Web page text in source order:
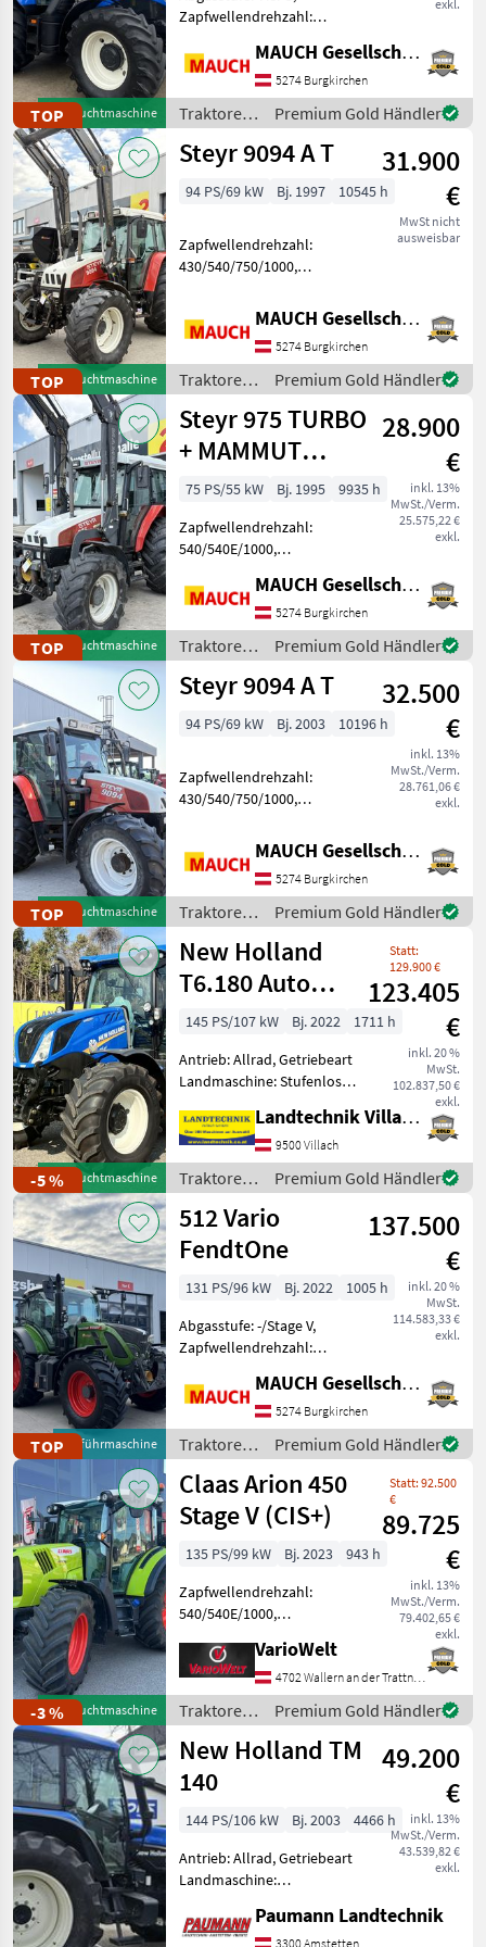
TOPGebrauchtmaschine
exkl.
Zapfwellendrehzahl:
Bolzengröße
Anhängevorrichtung (mm):
38mm, Aufladung:
Turbolader mit
Ladeluftkühlung,
Höchstgeschwindigkeit in
km/
MAUCH Gesellschaft m.b.H. & Co.KG
5274 Burgkirchen
Traktoren
/ New
Holland
Premium Gold Händler
TOPGebrauchtmaschine
Steyr 9094 A T
31.900
€
MwSt nicht
ausweisbar
94 PS/69 kW Bj. 1997 10545 h
Zapfwellendrehzahl:
430/540/750/1000,
Anhängevorrichtung (mm):
32mm, Aufladung:
Turbolader, Getriebeart
Landmaschine:
Lastschaltgetriebe, Antrieb:
Allrad, Pla
MAUCH Gesellschaft m.b.H. & Co.KG
5274 Burgkirchen
Traktoren
/ Steyr
Premium Gold Händler
TOPGebrauchtmaschine
Steyr 975 TURBO
+ MAMMUT
FRONTLADER
28.900
€
inkl. 13%
MwSt./Verm.
25.575,22 €
exkl.
75 PS/55 kW Bj. 1995
9935 h
Zapfwellendrehzahl:
540/540E/1000,
Anhängevorrichtung (mm):
32mm, Aufladung:
Turbolader,
Höchstgeschwindigkeit in
km/h: 40 km/h, Getriebeart
Landmaschine: Sc
MAUCH Gesellschaft m.b.H. & Co.KG
5274 Burgkirchen
Traktoren
/ Steyr
Premium Gold Händler
TOPGebrauchtmaschine
Steyr 9094 A T
32.500
€
inkl. 13%
MwSt./Verm.
28.761,06 €
exkl.
94 PS/69 kW Bj. 2003 10196 h
Zapfwellendrehzahl:
430/540/750/1000,
Anhängevorrichtung (mm):
32mm, Aufladung:
Höchstgeschwindigkeit in
km/h: 40 km/h, Getriebeart
Landmaschine:
MAUCH Gesellschaft m.b.H. & Co.KG
5274 Burgkirchen
Traktoren
/ Steyr
Premium Gold Händler
-5 %Gebrauchtmaschine
New Holland
T6.180 Auto
Command
SideWinder II
(Stage V)
Statt:
129.900 €
123.405
€
inkl. 20 %
MwSt.
102.837,50 €
exkl.
145 PS/107 kW Bj. 2022
1711 h
Antrieb: Allrad, Getriebeart
Landmaschine: Stufenloses
Zapfwellendrehzahl:
540/540E/1000,
Höchstgeschwindigkeit in
km/h: 50 km/h, Aufladung:
Landtechnik Villach GmbH
9500 Villach
Traktoren
/ New
Holland
Premium Gold Händler
TOPVorführmaschine
512 Vario
FendtOne
137.500
€
inkl. 20 %
MwSt.
114.583,33 €
exkl.
131 PS/96 kW Bj. 2022
1005 h
Abgasstufe: -/Stage V,
Zapfwellendrehzahl:
Bolzengröße
Anhängevorrichtung (mm):
38mm, Aufladung:
Turbolader mit
Ladeluftkühlung,
Höchstgeschwindigkeit in
MAUCH Gesellschaft m.b.H. & Co.KG
5274 Burgkirchen
Traktoren
/ Fendt
Premium Gold Händler
-3 %Gebrauchtmaschine
Claas Arion 450
Stage V (CIS+)
Statt: 92.500
€
89.725
€
inkl. 13%
MwSt./Verm.
79.402,65 €
exkl.
135 PS/99 kW Bj. 2023
943 h
Zapfwellendrehzahl:
540/540E/1000,
Anhängevorrichtung (mm):
38mm, Aufladung:
Turbolader mit
Ladeluftkühlung,
Höchstgeschwindigkeit in
km/h: 40 km/h, Getriebe
VarioWelt
4702 Wallern an der Trattnach
Traktoren
/ Claas
Premium Gold Händler
New Holland TM
140
49.200
€
inkl. 13%
MwSt./Verm.
43.539,82 €
exkl.
144 PS/106 kW Bj. 2003
4466 h
Antrieb: Allrad, Getriebeart
Landmaschine:
Plattform: Kabine,Paumann Landtechnik
3300 Amstetten